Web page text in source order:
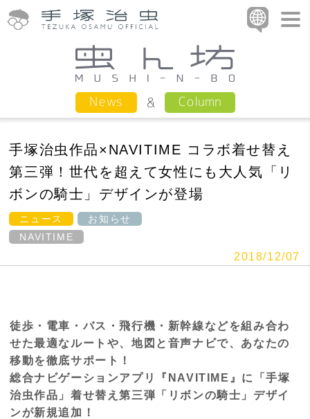
News Column
手塚治虫作品×NAVITIME コラボ着せ替え
第三弾！世代を超えて女性にも大人気「リ
ボンの騎士」デザインが登場
ニュース
お知らせ
NAVITIME
2018/12/07
徒歩・電車・バス・飛行機・新幹線などを組み合わ
せた最適なルートや、地図と音声ナビで、あなたの
移動を徹底サポート！
総合ナビゲーションアプリ『NAVITIME』に「手塚
治虫作品」着せ替え第三弾「リボンの騎士」デザイ
ンが新規追加！